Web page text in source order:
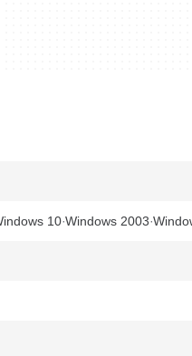
10 Windows 2003